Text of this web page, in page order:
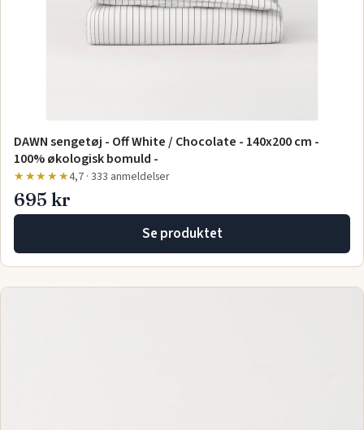
DAWN sengetøj - Off White / Chocolate - 140x200 cm -
100% økologisk bomuld -
★★★★★4,7 · 333 anmeldelser
695 kr
Se produktet